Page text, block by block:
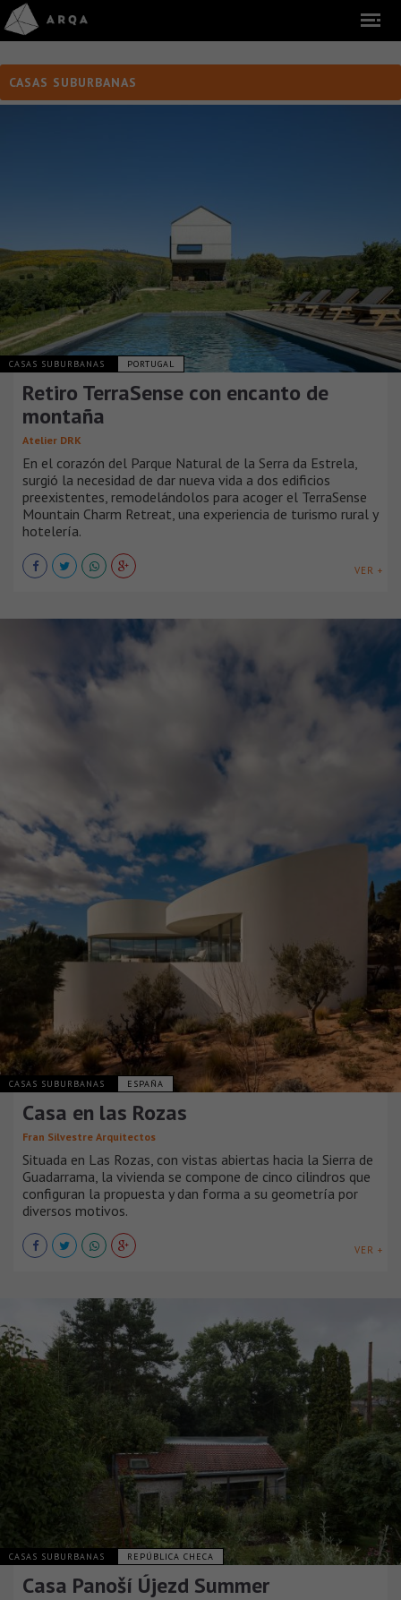
CASAS SUBURBANAS
CASAS SUBURBANAS PORTUGAL
Retiro TerraSense con encanto de
montaña
Atelier DRK
En el corazón del Parque Natural de la Serra da Estrela,
surgió la necesidad de dar nueva vida a dos edificios
preexistentes, remodelándolos para acoger el TerraSense
Mountain Charm Retreat, una experiencia de turismo rural y
hotelería.
VER +
CASAS SUBURBANAS ESPAÑA
Casa en las Rozas
Fran Silvestre Arquitectos
Situada en Las Rozas, con vistas abiertas hacia la Sierra de
Guadarrama, la vivienda se compone de cinco cilindros que
configuran la propuesta y dan forma a su geometría por
diversos motivos.
VER +
CASAS SUBURBANAS REPÚBLICA CHECA
Casa Panoší Újezd Summer